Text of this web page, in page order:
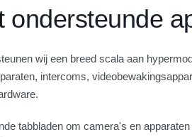
ondersteunde
wij een breed scala aan
intercoms,
tabbladen om camera's en